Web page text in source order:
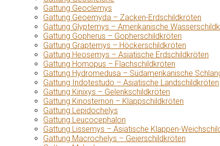
Gattung Geoclemys
Gattung Geoemyda – Zacken-Erdschildkröten
Gattung Glyptemys – Amerikanische
Gattung Gopherus – Gopherschildkröten
Gattung Graptemys – Höckerschildkröten
Gattung Heosemys – Asiatische Erdschildkröten
Gattung Homopus – Flachschildkröten
Gattung Hydromedusa – Südamerikanische
Gattung Indotestudo – Asiatische Landschildkröten
Gattung Kinixys – Gelenkschildkröten
Gattung Kinosternon – Klappschildkröten
Gattung Lepidochelys
Gattung Leucocephalon
Gattung Lissemys – Asiatische Klappen-
Gattung Macrochelys – Geierschildkröten